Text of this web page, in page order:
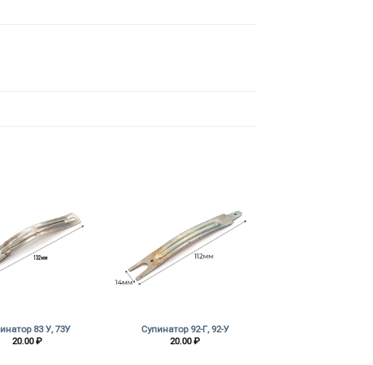
83 У, 73У
20.00₽
Супинатор 92-Г, 92-У
20.00₽